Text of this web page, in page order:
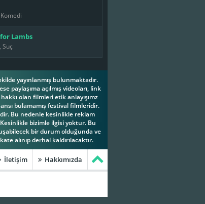
Lambs
Suç
yayınlanmış bulunmaktadır.
paylaşıma açılmış videoları, link
olan filmleri etik anlayışımz
bulamamış festival filmleridir.
Bu nedenle kesinlikle reklam
bizimle ilgisi yoktur. Bu
bir durum olduğunda ve
alınıp derhal kaldırılacaktır.
İletişim Hakkımızda